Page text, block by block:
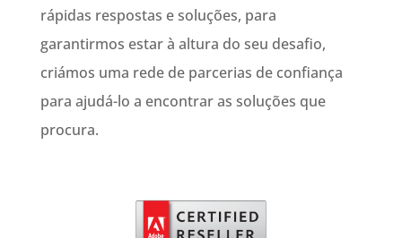
rápidas respostas e soluções, para
garantirmos estar à altura do seu desafio,
criámos uma rede de parcerias de confiança
para ajudá-lo a encontrar as soluções que
procura.